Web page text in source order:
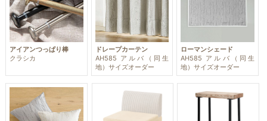
アイアンつっぱり棒
クラシカ
ドレープカーテン
AH585 アルバ（同生
地）サイズオーダー
ローマンシェード
AH585 アルバ（同生
地）サイズオーダー